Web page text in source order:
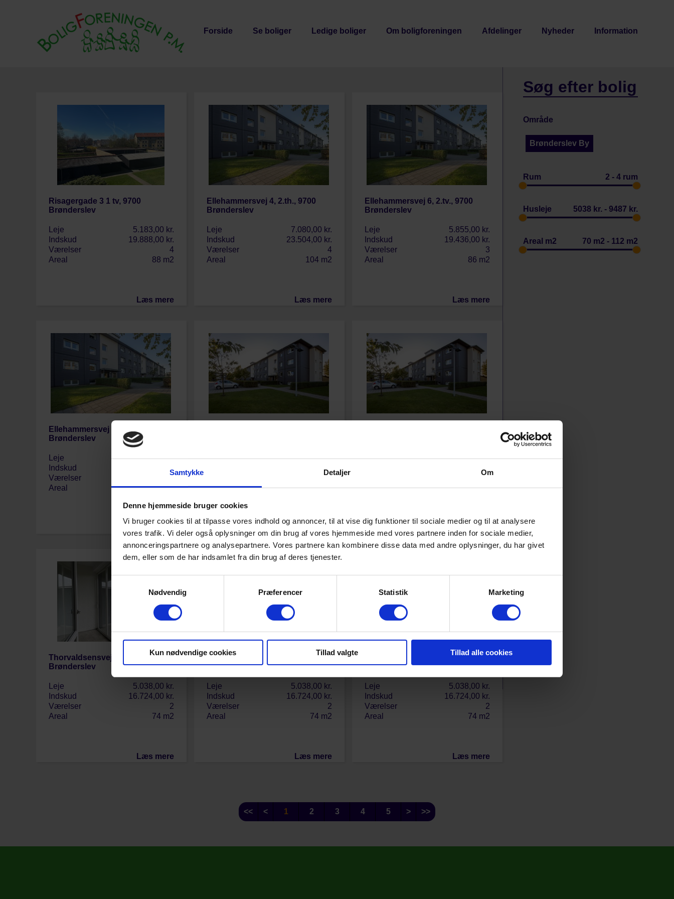
Samtykke Detaljer Om
Denne hjemmeside bruger cookies
Vi bruger cookies til at tilpasse vores indhold og annoncer, til at vise dig funktioner til sociale medier og til at analysere
vores trafik. Vi deler også oplysninger om din brug af vores hjemmeside med vores partnere inden for sociale medier,
annonceringspartnere og analysepartnere. Vores partnere kan kombinere disse data med andre oplysninger, du har givet
dem, eller som de har indsamlet fra din brug af deres tjenester.
Samtykkevalg
Nødvendig
Præferencer Statistik Marketing
Kun nødvendige cookies Tillad valgte Tillad alle cookies
Forside Se boliger Ledige boliger Om boligforeningen Afdelinger Nyheder Information
Risagergade 3 1 tv, 9700
Brønderslev
Indskud 19.888,00 kr.
Leje 5.183,00 kr.
Værelser
4
88 m2
Areal
Læs mere
Ellehammersvej 4, 2.th., 9700
Brønderslev
Indskud 23.504,00 kr.
Leje 7.080,00 kr.
Værelser
4
104 m2
Areal
Læs mere
Ellehammersvej 6, 2.tv., 9700
Brønderslev
Indskud 19.436,00 kr.
Leje 5.855,00 kr.
Værelser
3
86 m2
Areal
Læs mere
Ellehammersvej 10, st.th, 9700
Brønderslev
Indskud 20.566,00 kr.
Leje 6.196,00 kr.
Værelser
3
91 m2
Areal
Læs mere
21.018,00 kr.
Leje 6.470,00 kr.
3
95 m2
Areal
19.436,00 kr.
Leje 5.855,00 kr.
3
86 m2
Areal
Læs mere
Thorvaldsensvej 8, st.th., 9700
Brønderslev
Indskud 16.724,00 kr.
Leje 5.038,00 kr.
Værelser
2
74 m2
Areal
Læs mere
Thorvaldsensvej 8, 1.th., 9700
Brønderslev
Indskud 16.724,00 kr.
Leje 5.038,00 kr.
Værelser
2
74 m2
Areal
Læs mere
Thorvaldsensvej 8, 2.th., 9700
Brønderslev
Indskud 16.724,00 kr.
Leje 5.038,00 kr.
Værelser
2
74 m2
Areal
Læs mere
Søg efter bolig
Område
Brønderslev By
Rum 2 - 4 rum
Husleje 5038 kr. - 9487 kr.
Areal m2 70 m2 - 112 m2
<< < 1 2 3 4 5 > >>